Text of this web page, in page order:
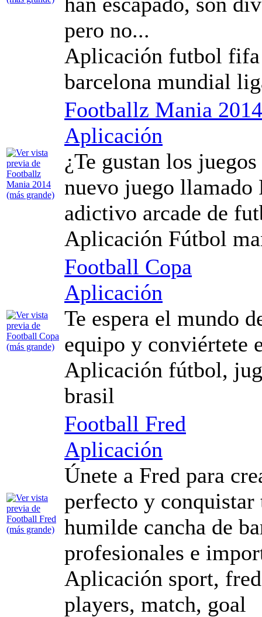
pero no...
Aplicación futbol fifa
barcelona mundial
Footballz Mania 2014
Aplicación
¿Te gustan los
nuevo juego
adictivo arcade de
Aplicación Fútbol
Football Copa
Aplicación
Te espera el mundo
equipo y conviértete
Aplicación fútbol,
brasil
Football Fred
Aplicación
Únete a Fred para
perfecto y conquistar
humilde cancha de
profesionales e
Aplicación sport,
players, match, goal